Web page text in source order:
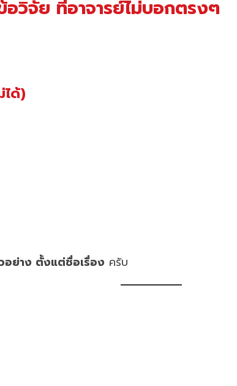
วิจัย ที่อาจารย์ไม่บอกตรงๆ
ได้)
อย่าง ตั้งแต่ชื่อเรื่อง ครับ